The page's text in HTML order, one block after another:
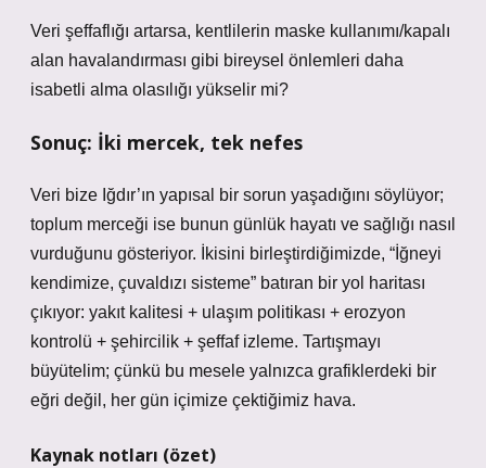
Veri şeffaflığı artarsa, kentlilerin maske kullanımı/kapalı
alan havalandırması gibi bireysel önlemleri daha
isabetli alma olasılığı yükselir mi?
Sonuç: İki mercek, tek nefes
Veri bize Iğdır’ın yapısal bir sorun yaşadığını söylüyor;
toplum merceği ise bunun günlük hayatı ve sağlığı nasıl
vurduğunu gösteriyor. İkisini birleştirdiğimizde, “İğneyi
kendimize, çuvaldızı sisteme” batıran bir yol haritası
çıkıyor: yakıt kalitesi + ulaşım politikası + erozyon
kontrolü + şehircilik + şeffaf izleme. Tartışmayı
büyütelim; çünkü bu mesele yalnızca grafiklerdeki bir
eğri değil, her gün içimize çektiğimiz hava.
Kaynak notları (özet)